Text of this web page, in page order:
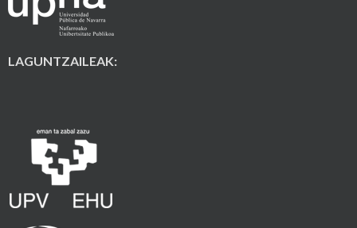
LAGUNTZAILEAK: